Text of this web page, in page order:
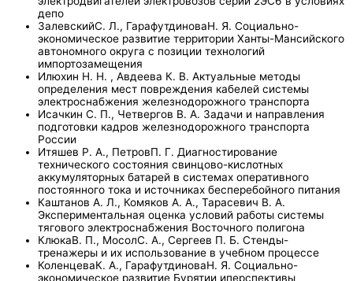
депо
ЗалевскийС. Л., ГарафутдиноваН. Я. Социально-
экономическое развитие территории Ханты-Мансийского
автономного округа с позиции технологий
импортозамещения
Илюхин Н. Н. , Авдеева К. В. Актуальные методы
определения мест повреждения кабелей системы
электроснабжения железнодорожного транспорта
Исачкин С. П., Четвергов В. А. Задачи и направления
подготовки кадров железнодорожного транспорта
России
Итяшев Р. А., ПетровП. Г. Диагностирование
технического состояния свинцово-кислотных
аккумуляторных батарей в системах оперативного
постоянного тока и источниках бесперебойного питания
Каштанов А. Л., Комяков А. А., Тарасевич В. А.
Экспериментальная оценка условий работы системы
тягового электроснабжения Восточного полигона
КлюкаВ. П., МосолС. А., Сергеев П. Б. Стенды-
тренажеры и их использование в учебном процессе
КоленцеваК. А., ГарафутдиноваН. Я. Социально-
экономическое развитие Бурятии иперспективы